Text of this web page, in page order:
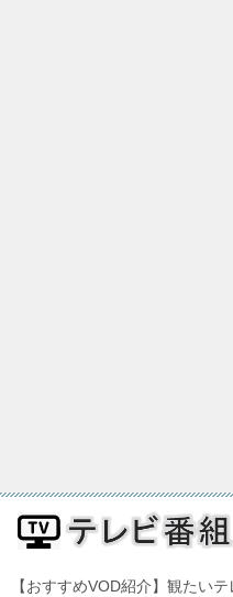
【おすすめVOD紹介】観たい